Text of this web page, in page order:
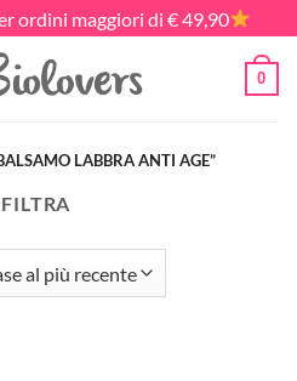
ordini maggiori di € 49,90
0
LABBRA ANTI AGE”
FILTRA